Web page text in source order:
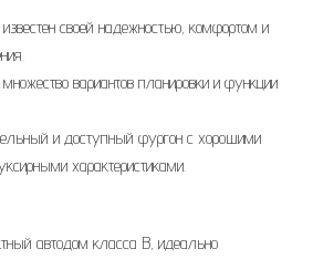
своей надежностью, комфортом и
вариантов планировки и функции
и доступный фургон с хорошими
характеристиками.
автодом класса B, идеально